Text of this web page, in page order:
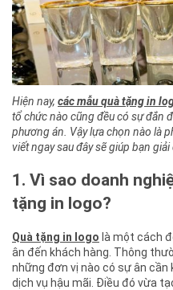
Hiện nay, các mẫu quà tặng in
tổ chức nào cũng đều có sự đắn
phương án. Vậy lựa chọn nào là
viết ngay sau đây sẽ giúp bạn giải
1. Vì sao doanh
tặng in logo?
Quà tặng in logo là một cách
ân đến khách hàng. Thông
những đơn vị nào có sự ân cần
dịch vụ hậu mãi. Điều đó vừa